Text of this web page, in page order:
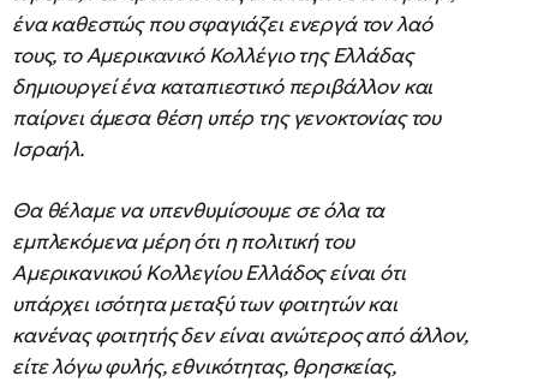
ένα καθεστώς που σφαγιάζει ενεργά τον λαό
τους, το Αμερικανικό Κολλέγιο της Ελλάδας
δημιουργεί ένα καταπιεστικό περιβάλλον και
παίρνει άμεσα θέση υπέρ της γενοκτονίας του
Ισραήλ.
Θα θέλαμε να υπενθυμίσουμε σε όλα τα
εμπλεκόμενα μέρη ότι η πολιτική του
Αμερικανικού Κολλεγίου Ελλάδος είναι ότι
υπάρχει ισότητα μεταξύ των φοιτητών και
κανένας φοιτητής δεν είναι ανώτερος από άλλον,
είτε λόγω φυλής, εθνικότητας, θρησκείας,